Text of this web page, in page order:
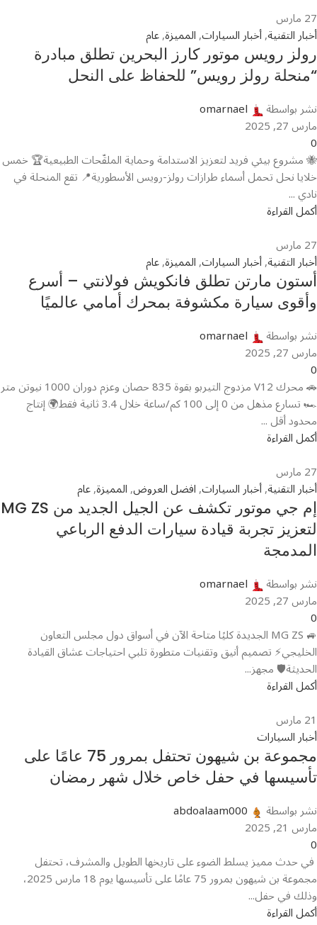
27مارس
أخبار التقنية,أخبار السيارات,المميزة,عام
رولز رويس موتور كارز البحرين تطلق مبادرة
“منحلة رولز رويس” للحفاظ على النحل
نشر بواسطة omarnael
مارس 27, 2025
0
🐝 مشروع بيئي فريد لتعزيز الاستدامة وحماية الملقّحات الطبيعية🏆 خمس
خلايا نحل تحمل أسماء طرازات رولز-رويس الأسطورية📍 تقع المنحلة في
نادي ...
أكمل القراءة
27مارس
أخبار التقنية,أخبار السيارات,المميزة,عام
أستون مارتن تطلق فانكويش فولانتي – أسرع
وأقوى سيارة مكشوفة بمحرك أمامي عالميًا
نشر بواسطة omarnael
مارس 27, 2025
0
🚗 محرك V12 مزدوج التيربو بقوة 835 حصان وعزم دوران 1000 نيوتن متر
🏎️ تسارع مذهل من 0 إلى 100 كم/ساعة خلال 3.4 ثانية فقط🌍 إنتاج
محدود أقل ...
أكمل القراءة
27مارس
أخبار التقنية,أخبار السيارات,افضل العروض,المميزة,عام
إم جي موتور تكشف عن الجيل الجديد من MG ZS
لتعزيز تجربة قيادة سيارات الدفع الرباعي
المدمجة
نشر بواسطة omarnael
مارس 27, 2025
0
🚙 MG ZS الجديدة كليًا متاحة الآن في أسواق دول مجلس التعاون
الخليجي⚡ تصميم أنيق وتقنيات متطورة تلبي احتياجات عشاق القيادة
الحديثة🛡️ مجهز...
أكمل القراءة
21مارس
أخبار السيارات
مجموعة بن شيهون تحتفل بمرور 75 عامًا على
تأسيسها في حفل خاص خلال شهر رمضان
نشر بواسطة abdoalaam000
مارس 21, 2025
0
في حدث مميز يسلط الضوء على تاريخها الطويل والمشرف، تحتفل
مجموعة بن شيهون بمرور 75 عامًا على تأسيسها يوم 18 مارس 2025،
وذلك في حفل...
أكمل القراءة